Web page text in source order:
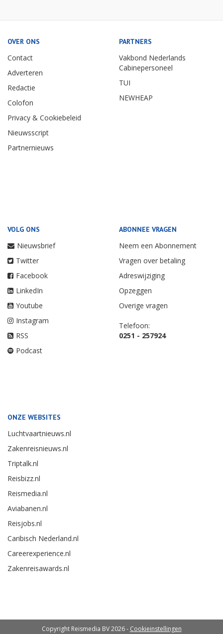
OVER ONS
Contact
Adverteren
Redactie
Colofon
Privacy & Cookiebeleid
Nieuwsscript
Partnernieuws
PARTNERS
Vakbond Nederlands
Cabinepersoneel
TUI
NEWHEAP
VOLG ONS
Nieuwsbrief
Twitter
Facebook
LinkedIn
Youtube
Instagram
RSS
Podcast
ABONNEE VRAGEN
Neem een Abonnement
Vragen over betaling
Adreswijziging
Opzeggen
Overige vragen
Telefoon:
0251 - 257924
ONZE WEBSITES
Luchtvaartnieuws.nl
Zakenreisnieuws.nl
Triptalk.nl
Reisbizz.nl
Reismedia.nl
Aviabanen.nl
Reisjobs.nl
Caribisch Nederland.nl
Careerexperience.nl
Zakenreisawards.nl
Copyright Reismedia BV 2026 - Cookieinstellingen